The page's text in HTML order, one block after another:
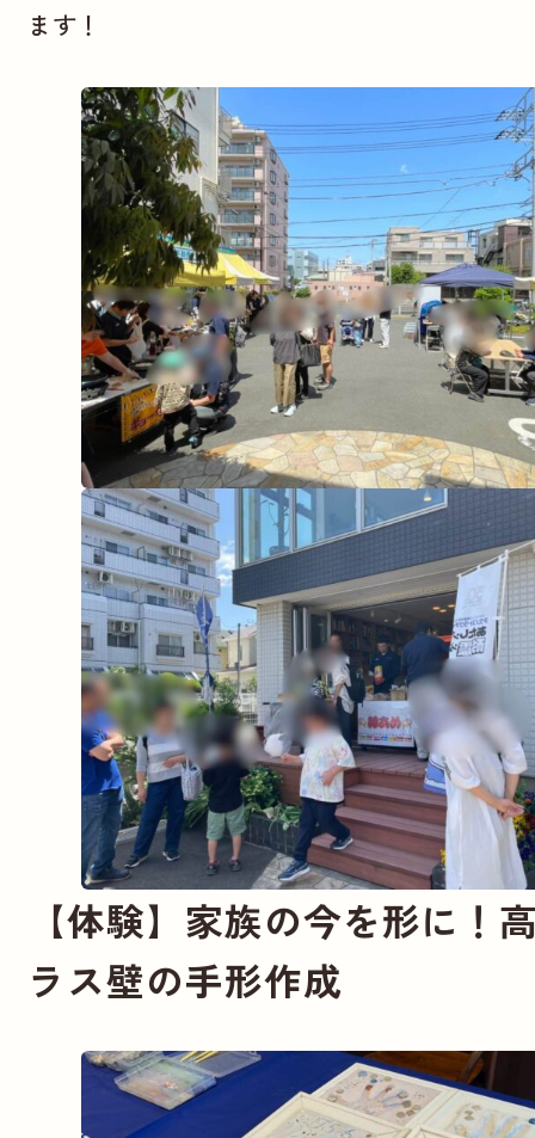
ます！
【体験】家族の今を形に！
ラス壁の手形作成